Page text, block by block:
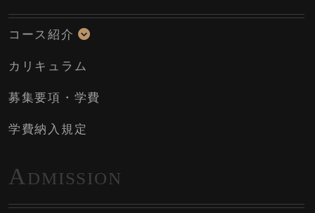
コース紹介
カリキュラム
募集要項・学費
学費納入規定
A DMISSION